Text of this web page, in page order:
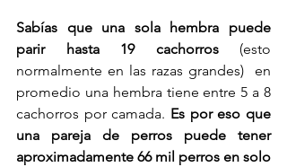
Sabías que una sola hembra puede
parir hasta 19 cachorros (esto
normalmente en las razas grandes)  en
promedio una hembra tiene entre 5 a 8
cachorros por camada. Es por eso que
una pareja de perros puede tener
aproximadamente 66 mil perros en solo